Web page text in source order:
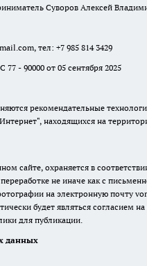
Суворов Алексей
тел: +7 985 814 3429
- 90000 от 05 сентября 2025
рекомендательные
находящихся на
сайте, охраняется в
не иначе как с
на электронную почту
будет являться согласием
для публикации.
данных